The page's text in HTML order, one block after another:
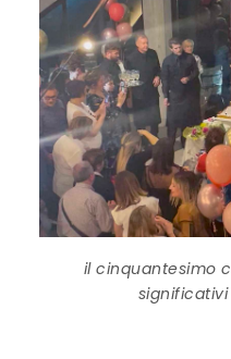
il cinquantesimo